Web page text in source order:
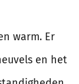
warm. Er
en het